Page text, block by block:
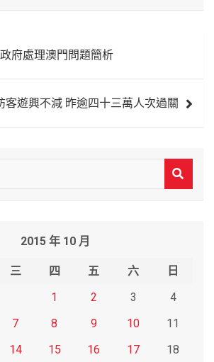
府處理澳門問題簡析
客遊興不減 昨逾四十三萬人次過關
2015 年 10 月
三 四 五 六
日
1
2 3
4
7 8 9 10
11
14 15 16 17
18